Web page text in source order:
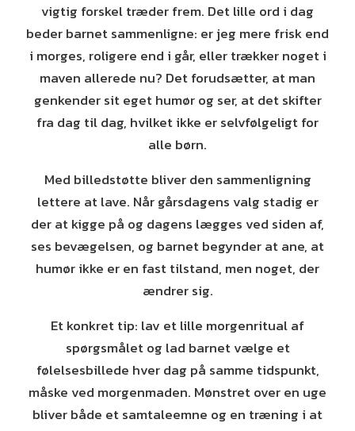
vigtig forskel træder frem. Det lille ord i dag
beder barnet sammenligne: er jeg mere frisk end
i morges, roligere end i går, eller trækker noget i
maven allerede nu? Det forudsætter, at man
genkender sit eget humør og ser, at det skifter
fra dag til dag, hvilket ikke er selvfølgeligt for
alle børn.
Med billedstøtte bliver den sammenligning
lettere at lave. Når gårsdagens valg stadig er
der at kigge på og dagens lægges ved siden af,
ses bevægelsen, og barnet begynder at ane, at
humør ikke er en fast tilstand, men noget, der
ændrer sig.
Et konkret tip: lav et lille morgenritual af
spørgsmålet og lad barnet vælge et
følelsesbillede hver dag på samme tidspunkt,
måske ved morgenmaden. Mønstret over en uge
bliver både et samtaleemne og en træning i at